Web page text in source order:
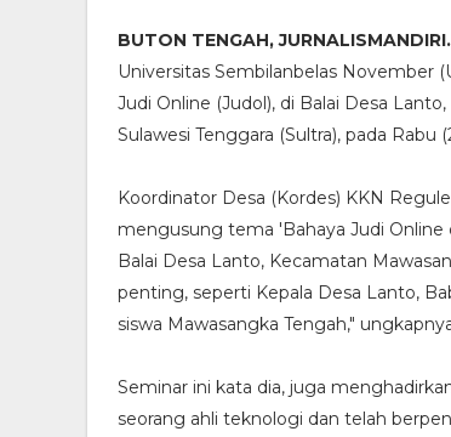
BUTON TENGAH,
Universitas Sembilanbelas November
Judi Online (Judol), di Balai Desa
Sulawesi Tenggara (Sultra), pada Rabu
Koordinator Desa (Kordes) KKN
mengusung tema 'Bahaya Judi Online
Balai Desa Lanto, Kecamatan
penting, seperti Kepala Desa Lanto,
siswa Mawasangka Tengah,"
Seminar ini kata dia, juga
seorang ahli teknologi dan telah